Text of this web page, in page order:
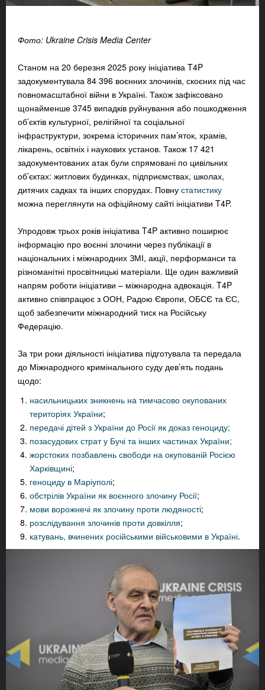
Фото: Ukraine Crisis Media Center
Станом на 20 березня 2025 року ініціатива T4P
задокументувала 84 396 воєнних злочинів, скоєних під час
повномасштабної війни в Україні. Також зафіксовано
щонайменше 3745 випадків руйнування або пошкодження
об’єктів культурної, релігійної та соціальної
інфраструктури, зокрема історичних пам’яток, храмів,
лікарень, освітніх і наукових установ. Також 17 421
задокументованих атак були спрямовані по цивільних
об’єктах: житлових будинках, підприємствах, школах,
дитячих садках та інших спорудах. Повну статистику
можна переглянути на офіційному сайті ініціативи T4P.
Упродовж трьох років ініціатива T4P активно поширює
інформацію про воєнні злочини через публікації в
національних і міжнародних ЗМІ, акції, перформанси та
різноманітні просвітницькі матеріали. Ще один важливий
напрям роботи ініціативи – міжнародна адвокація. T4P
активно співпрацює з ООН, Радою Європи, ОБСЄ та ЄС,
щоб забезпечити міжнародний тиск на Російську
Федерацію.
За три роки діяльності ініціатива підготувала та передала
до Міжнародного кримінального суду дев’ять подань
щодо:
насильницьких зникнень на тимчасово окупованих
територіях України;
передачі дітей з України до Росії як доказ геноциду;
позасудових страт у Бучі та інших частинах України;
жорстоких позбавлень свободи на окупованій Росією
Харківщині;
геноциду в Маріуполі;
обстрілів України як воєнного злочину Росії;
мови ворожнечі як злочину проти людяності;
розслідування злочинів проти довкілля;
катувань, вчинених російськими військовими в Україні.